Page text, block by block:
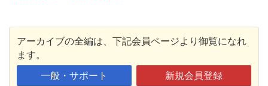
アーカイブの全編は、下記会員ページより御覧になれ
ます。
一般・サポート 新規会員登録